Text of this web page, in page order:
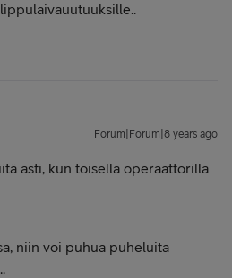
Forum|Forum|8 years ago
asti, kun toisella operaattorilla
niin voi puhua puheluita